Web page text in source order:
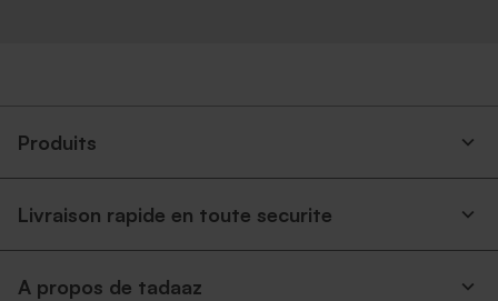
Produits
Livraison rapide en toute securite
A propos de tadaaz